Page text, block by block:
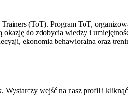
(ToT). Program ToT,
do zdobycia wiedzy i
ekonomia behawioralna oraz
Wystarczy wejść na nasz profil i